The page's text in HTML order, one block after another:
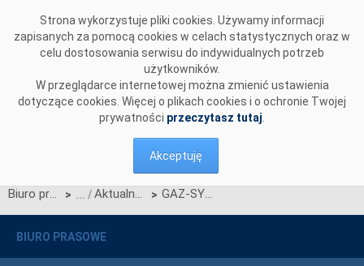
Strona wykorzystuje pliki cookies. Używamy informacji
zapisanych za pomocą cookies w celach statystycznych oraz w
celu dostosowania serwisu do indywidualnych potrzeb
użytkowników.
W przeglądarce internetowej można zmienić ustawienia
dotyczące cookies. Więcej o plikach cookies i o ochronie Twojej
prywatności przeczytasz tutaj
Akceptuję
Biuro prasowe > Aktualności > GAZ-SYSTEM i PSE uzgodniły zasady współpracy przy realizowanych przez PSE inwestycjach
BIURO PRASOWE